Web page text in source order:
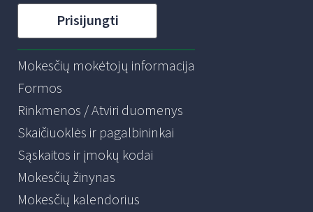
Prisijungti
Mokesčių mokėtojų informacija
Formos
Rinkmenos / Atviri duomenys
Skaičiuoklės ir pagalbininkai
Sąskaitos ir įmokų kodai
Mokesčių žinynas
Mokesčių kalendorius